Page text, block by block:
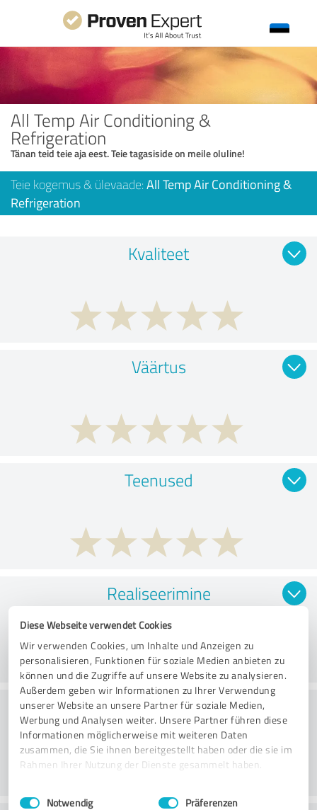
Diese Webseite verwendet Cookies
Wir verwenden Cookies, um Inhalte und Anzeigen zu
personalisieren, Funktionen für soziale Medien anbieten zu
können und die Zugriffe auf unsere Website zu analysieren.
Außerdem geben wir Informationen zu Ihrer Verwendung
unserer Website an unsere Partner für soziale Medien,
Werbung und Analysen weiter. Unsere Partner führen diese
Informationen möglicherweise mit weiteren Daten
zusammen, die Sie ihnen bereitgestellt haben oder die sie im
Rahmen Ihrer Nutzung der Dienste gesammelt haben.
Impressum Datenschutzbestimmungen
Einwilligungsauswahl
Notwendig Präferenzen
All Temp Air Conditioning &
Refrigeration
Tänan teid teie aja eest. Teie tagasiside on meile oluline!
Teie kogemus & ülevaade: All Temp Air Conditioning &
Refrigeration
Kvaliteet
Väärtus
Teenused
Realiseerimine
Konsultatsioon